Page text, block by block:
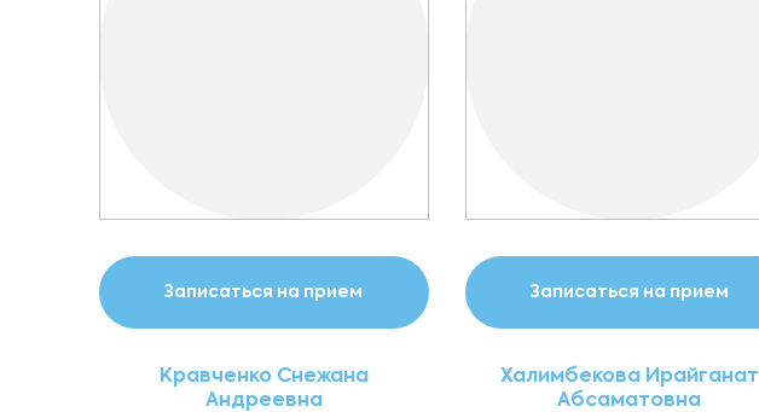
Записаться на прием
Кравченко Снежана
Андреевна
Записаться на прием
Халимбекова Ирайганат
Абсаматовна